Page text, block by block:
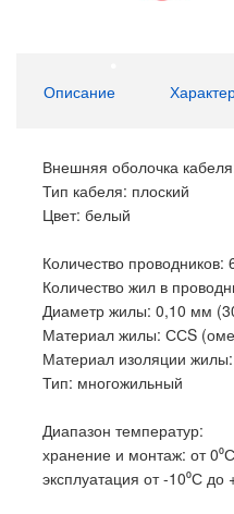
Описание
Внешняя оболочка
Тип кабеля: плоский
Цвет: белый
Количество проводников:
Количество жил в
Диаметр жилы: 0,10 мм
Материал жилы: ССS
Материал изоляции
Тип: многожильный
Диапазон температур:
хранение и монтаж: от
эксплуатация от -10⁰С до